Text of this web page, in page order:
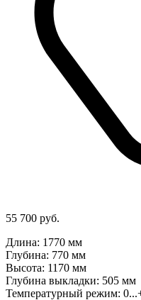
55 700 руб.
Длина: 1770 мм
Глубина: 770 мм
Высота: 1170 мм
Глубина выкладки: 505 мм
Температурный режим: